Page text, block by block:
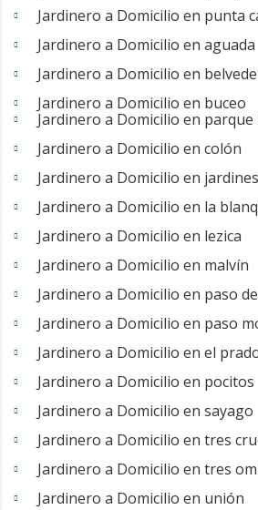
Jardinero a Domicilio en punta
Jardinero a Domicilio en aguada
Jardinero a Domicilio en
Jardinero a Domicilio en buceo
Jardinero a Domicilio en parque
Jardinero a Domicilio en colón
Jardinero a Domicilio en
Jardinero a Domicilio en la
Jardinero a Domicilio en lezica
Jardinero a Domicilio en malvín
Jardinero a Domicilio en paso
Jardinero a Domicilio en paso
Jardinero a Domicilio en el
Jardinero a Domicilio en pocitos
Jardinero a Domicilio en sayago
Jardinero a Domicilio en tres
Jardinero a Domicilio en tres
Jardinero a Domicilio en unión